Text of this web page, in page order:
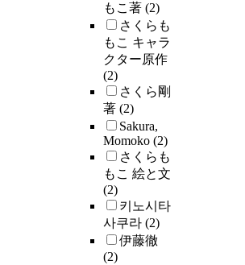
もこ著 (2)
さくらも
もこ キャラ
クター原作
(2)
さくら剛
著 (2)
Sakura,
Momoko (2)
さくらも
もこ 絵と文
(2)
키노시타
사쿠라 (2)
伊藤徹
(2)